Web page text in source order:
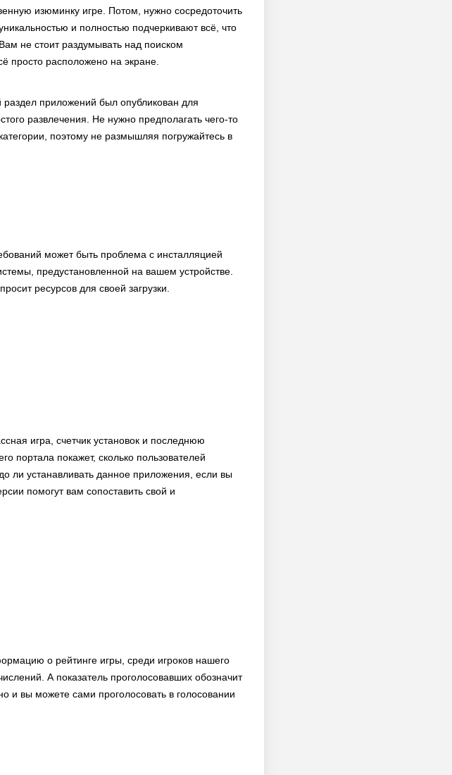
изюминку игре. Потом, нужно сосредоточить
и полностью подчеркивают всё, что
не стоит раздумывать над поиском
просто расположено на экране.
приложений был опубликован для
развлечения. Не нужно предполагать чего-то
поэтому не размышляя погружайтесь в
может быть проблема с инсталляцией
предустановленной на вашем устройстве.
ресурсов для своей загрузки.
игра, счетчик установок и последнюю
портала покажет, сколько пользователей
ли устанавливать данное приложения, если вы
помогут вам сопоставить свой и
о рейтинге игры, среди игроков нашего
А показатель проголосовавших обозначит
и вы можете сами проголосовать в голосовании